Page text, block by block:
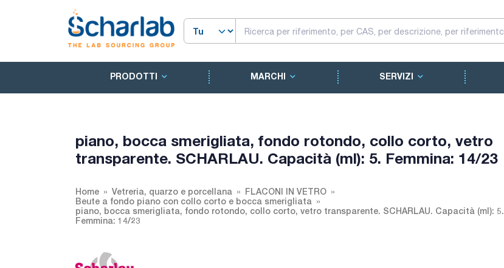
PRODOTTI MARCHI SERVIZI
piano, bocca smerigliata, fondo rotondo, collo corto, vetro
transparente. SCHARLAU. Capacità (ml): 5. Femmina: 14/23
Home Vetreria, quarzo e porcellana
FLACONI IN VETRO
Beute a fondo piano con collo corto e bocca smerigliata
piano, bocca smerigliata, fondo rotondo, collo corto, vetro transparente. SCHARLAU. Capacità (ml): 5.
Femmina: 14/23